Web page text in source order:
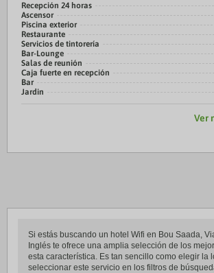
Recepción 24 horas
Ascensor
Piscina exterior
Restaurante
Servicios de tintorería
Bar-Lounge
Salas de reunión
Caja fuerte en recepción
Bar
Jardin
Ver
Si estás buscando un hotel Wifi en Bou Saada,
Inglés te ofrece una amplia selección de los
esta característica. Es tan sencillo como elegir la
seleccionar este servicio en los filtros de